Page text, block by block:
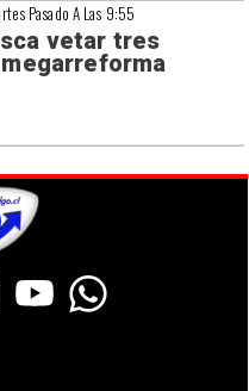
Pasado A Las 9:55
vetar tres